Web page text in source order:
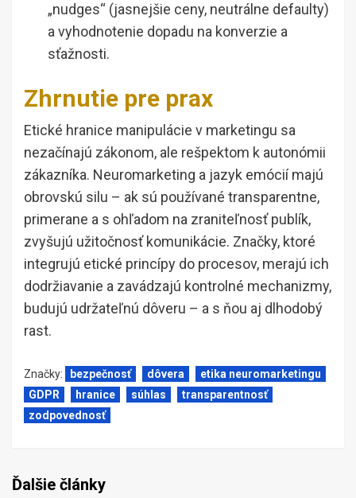
„nudges“ (jasnejšie ceny, neutrálne defaulty)
a vyhodnotenie dopadu na konverzie a
sťažnosti.
Zhrnutie pre prax
Etické hranice manipulácie v marketingu sa
nezačínajú zákonom, ale rešpektom k autonómii
zákazníka. Neuromarketing a jazyk emócií majú
obrovskú silu – ak sú používané transparentne,
primerane a s ohľadom na zraniteľnosť publík,
zvyšujú užitočnosť komunikácie. Značky, ktoré
integrujú etické princípy do procesov, merajú ich
dodržiavanie a zavádzajú kontrolné mechanizmy,
budujú udržateľnú dôveru – a s ňou aj dlhodobý
rast.
Značky: bezpečnosť dôvera
etika neuromarketingu
GDPR
hranice súhlas
transparentnosť
zodpovednosť
Ďalšie články